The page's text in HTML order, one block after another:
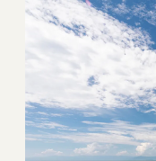
湯元館 ドッグ
13【湖南（大津
びわ湖松の浦
14【湖南（大
宿屋 きよみ荘